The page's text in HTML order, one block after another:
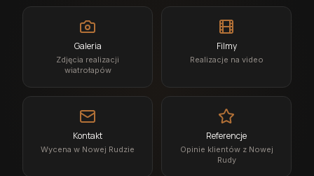
Galeria
Zdjęcia realizacji
wiatrołapów
Filmy
Realizacje na video
Kontakt
Wycena w Nowej Rudzie
Referencje
Opinie klientów z Nowej
Rudy